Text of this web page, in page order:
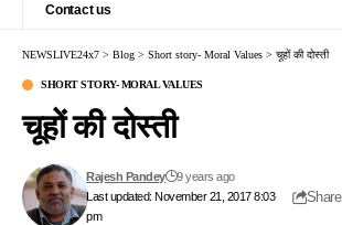
Contact us
NEWSLIVE24x7 > Blog > Short story- Moral Values > चूहों की दोस्ती
SHORT STORY- MORAL VALUES
चूहों की दोस्ती
Last updated: November 21, 2017 8:03
pm
Rajesh Pandey 9 years ago
Share